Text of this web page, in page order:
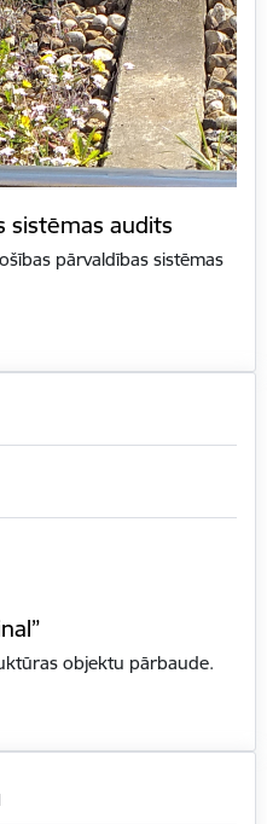
sistēmas audits
pārvaldības sistēmas
objektu pārbaude.